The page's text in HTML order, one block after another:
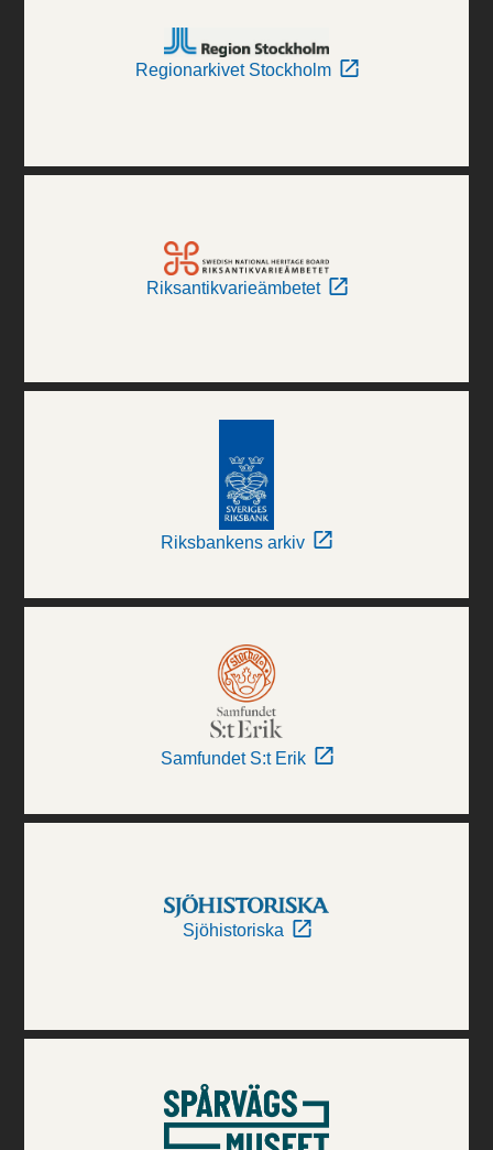
Regionarkivet Stockholm
Riksantikvarieämbetet
Riksbankens arkiv
Samfundet S:t Erik
Sjöhistoriska